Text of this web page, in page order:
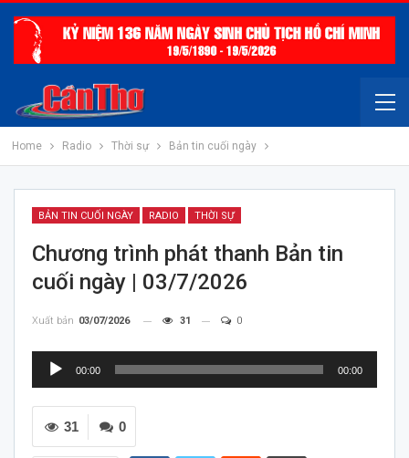
Home Radio Thời sự Bản tin cuối ngày
BẢN TIN CUỐI NGÀY RADIO THỜI SỰ
Chương trình phát thanh Bản tin
cuối ngày | 03/7/2026
Xuất bản 03/07/2026 31 0
Trình
Audio
00:00 00:00
0
31